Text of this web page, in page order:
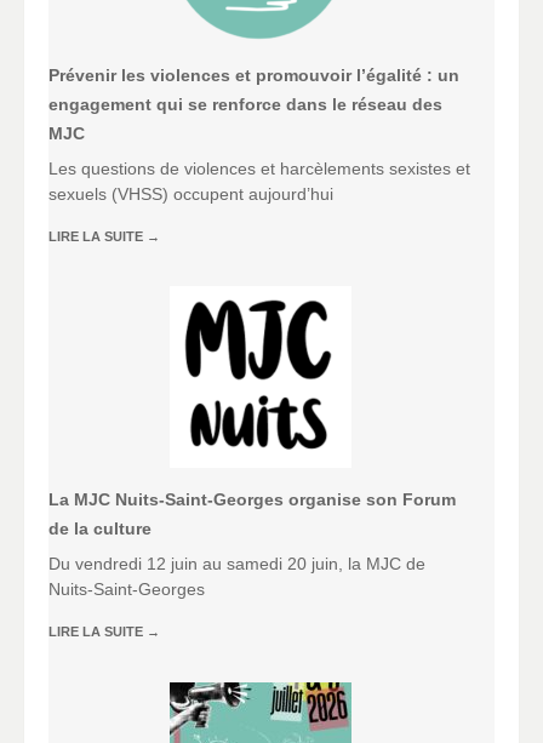
Prévenir les violences et promouvoir l’égalité : un
engagement qui se renforce dans le réseau des
MJC
Les questions de violences et harcèlements sexistes et
sexuels (VHSS) occupent aujourd’hui
LIRE LA SUITE →
La MJC Nuits-Saint-Georges organise son Forum
de la culture
Du vendredi 12 juin au samedi 20 juin, la MJC de
Nuits-Saint-Georges
LIRE LA SUITE →